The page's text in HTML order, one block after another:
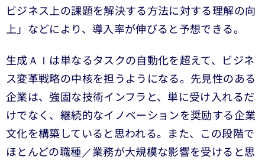
ビジネス上の課題を解決する方法に対する理解の向
上」などにより、導入率が伸びると予想できる。
生成ＡＩは単なるタスクの自動化を超えて、ビジネ
ス変革戦略の中核を担うようになる。先見性のある
企業は、強固な技術インフラと、単に受け入れるだ
けでなく、継続的なイノベーションを奨励する企業
文化を構築していると思われる。また、この段階で
ほとんどの職種／業務が大規模な影響を受けると思